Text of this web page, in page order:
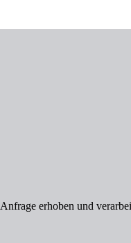
erhoben und